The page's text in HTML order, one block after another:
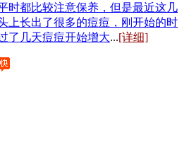
时都比较注意保养，但是最近这几
上长出了很多的痘痘，刚开始的时
了几天痘痘开始增大...[详细]